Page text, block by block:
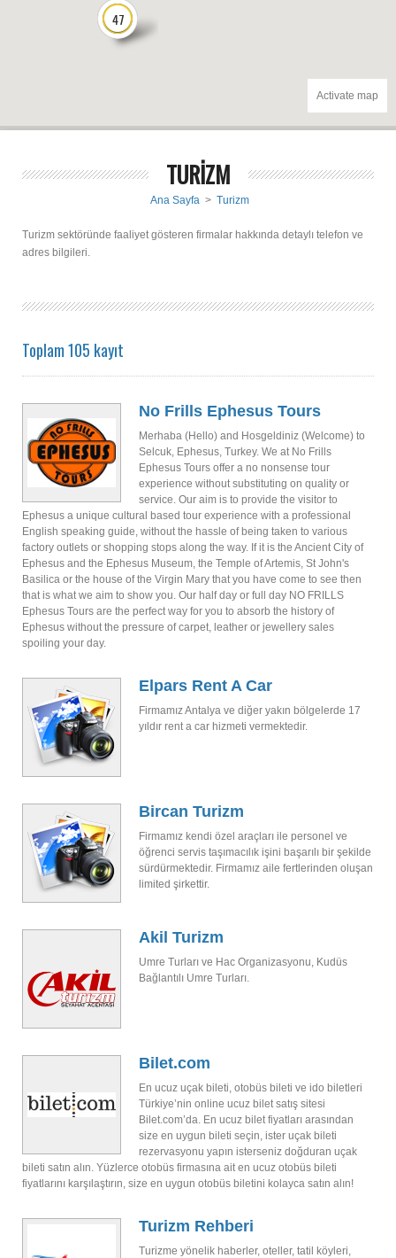
47
Activate map
TURİZM
Ana Sayfa> Turizm
Turizm sektöründe faaliyet gösteren firmalar hakkında detaylı telefon ve
adres bilgileri.
Toplam 105 kayıt
No Frills Ephesus Tours
Merhaba (Hello) and Hosgeldiniz (Welcome) to
Selcuk, Ephesus, Turkey. We at No Frills
Ephesus Tours offer a no nonsense tour
experience without substituting on quality or
service. Our aim is to provide the visitor to
Ephesus a unique cultural based tour experience with a professional
English speaking guide, without the hassle of being taken to various
factory outlets or shopping stops along the way. If it is the Ancient City of
Ephesus and the Ephesus Museum, the Temple of Artemis, St John's
Basilica or the house of the Virgin Mary that you have come to see then
that is what we aim to show you. Our half day or full day NO FRILLS
Ephesus Tours are the perfect way for you to absorb the history of
Ephesus without the pressure of carpet, leather or jewellery sales
spoiling your day.
Elpars Rent A Car
Firmamız Antalya ve diğer yakın bölgelerde 17
yıldır rent a car hizmeti vermektedir.
Bircan Turizm
Firmamız kendi özel araçları ile personel ve
öğrenci servis taşımacılık işini başarılı bir şekilde
sürdürmektedir. Firmamız aile fertlerinden oluşan
limited şirkettir.
Akil Turizm
Umre Turları ve Hac Organizasyonu, Kudüs
Bağlantılı Umre Turları.
Bilet.com
En ucuz uçak bileti, otobüs bileti ve ido biletleri
Türkiye’nin online ucuz bilet satış sitesi
Bilet.com’da. En ucuz bilet fiyatları arasından
size en uygun bileti seçin, ister uçak bileti
rezervasyonu yapın isterseniz doğduran uçak
bileti satın alın. Yüzlerce otobüs firmasına ait en ucuz otobüs bileti
fiyatlarını karşılaştırın, size en uygun otobüs biletini kolayca satın alın!
Turizm Rehberi
Turizme yönelik haberler, oteller, tatil köyleri,